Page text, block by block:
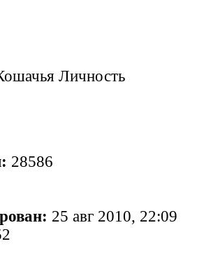
Личность
28586
25 авг 2010, 22:09